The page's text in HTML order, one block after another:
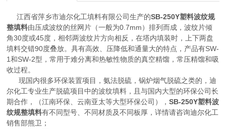
江西省萍乡市迪尔化工填料有限公司生产的SB-250Y塑料波纹规
整填料由压成波纹的丝网片（一般为0.7mm）排列而成，波纹片倾
角30度或45度，相邻两波纹片方向相反，在塔内填装时，上下两盘
填料交错90度叠放。具有高效、压降低和通量大的特点，产品有SW-
1和SW-2型，常用于难分离和热敏性物质的真空精馏，常压精馏和吸
收过程。
现国内很多环保装置项目，氨法脱硫，锅炉烟气脱硫之类的，迪
尔化工专业生产脱硫项目中的波纹填料，且与国内大型的环保公司长
期合作，（江南环保、云南亚太等大型环保公司），SB-250Y塑料波
纹规整填料有不同型号、不同材质及不同板厚，详情请咨询迪尔化工
销售部熊卫；